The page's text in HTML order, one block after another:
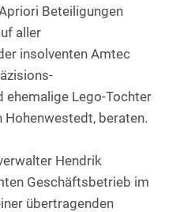
Beteiligungen
aller
insolventen Amtec
ehemalige Lego-Tochter
beraten.
Hendrik
Geschäftsbetrieb im
übertragenden